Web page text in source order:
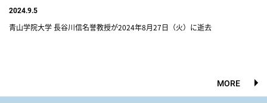
2024.9.5
青山学院大学 長谷川信名誉教授が2024年8月27日（火）に逝去
MORE